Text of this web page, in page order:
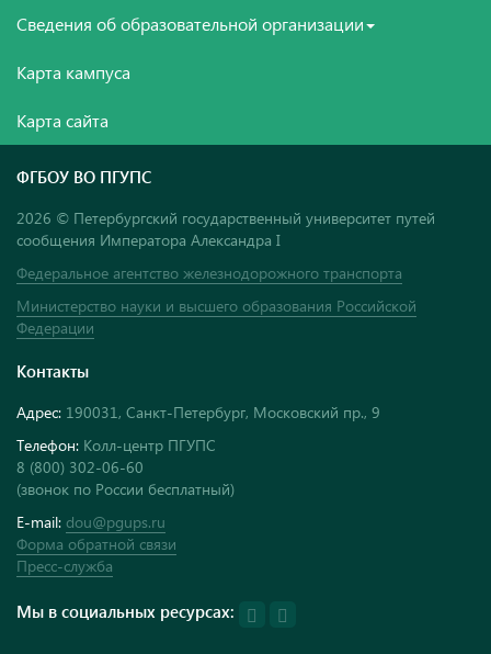
Сведения об образовательной организации
Карта кампуса
Карта сайта
ФГБОУ ВО ПГУПС
2026 © Петербургский государственный университет путей
сообщения Императора Александра I
Федеральное агентство железнодорожного транспорта
Министерство науки и высшего образования Российской
Федерации
Контакты
Адрес: 190031, Санкт-Петербург, Московский пр., 9
Телефон: Колл-центр ПГУПС
8 (800) 302-06-60
(звонок по России бесплатный)
E-mail: dou@pgups.ru
Форма обратной связи
Пресс-служба
Мы в социальных ресурсах: